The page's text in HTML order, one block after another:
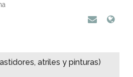
atriles y pinturas)